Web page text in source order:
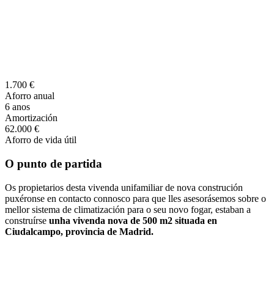
1.700 €
Aforro anual
6 anos
Amortización
62.000 €
Aforro de vida útil
O punto de partida
Os propietarios desta vivenda unifamiliar de nova construción
puxéronse en contacto connosco para que lles asesorásemos sobre o
mellor sistema de climatización para o seu novo fogar, estaban a
construírse unha vivenda nova de 500 m2 situada en
Ciudalcampo, provincia de Madrid.